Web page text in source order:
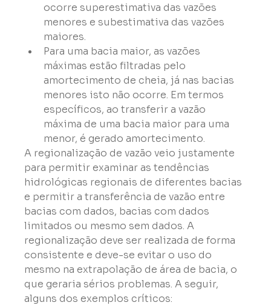
ocorre superestimativa das vazões
menores e subestimativa das vazões
maiores.
Para uma bacia maior, as vazões
máximas estão filtradas pelo
amortecimento de cheia, já nas bacias
menores isto não ocorre. Em termos
específicos, ao transferir a vazão
máxima de uma bacia maior para uma
menor, é gerado amortecimento.
A regionalização de vazão veio justamente
para permitir examinar as tendências
hidrológicas regionais de diferentes bacias
e permitir a transferência de vazão entre
bacias com dados, bacias com dados
limitados ou mesmo sem dados. A
regionalização deve ser realizada de forma
consistente e deve-se evitar o uso do
mesmo na extrapolação de área de bacia, o
que geraria sérios problemas. A seguir,
alguns dos exemplos críticos: